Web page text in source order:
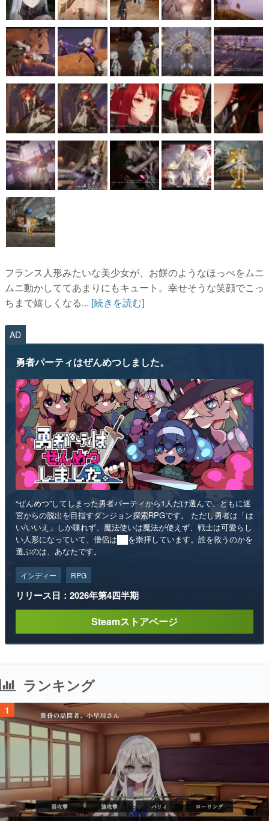
フランス人形みたいな美少女が、お餅のようなほっぺをムニ
ムニ動かしててあまりにもキュート。幸せそうな笑顔でこっ
ちまで嬉しくなる... [続きを読む]
AD
勇者パーティはぜんめつしました。
“ぜんめつ”してしまった勇者パーティから1人だけ選んで、ともに迷
宮からの脱出を目指すダンジョン探索RPGです。 ただし勇者は「は
い/いいえ」しか喋れず、魔法使いは魔法が使えず、戦士は可愛らし
い人形になっていて、僧侶は██を崇拝しています。誰を救うのかを
選ぶのは、あなたです。
インディー RPG
リリース日：2026年第4四半期
Steamストアページ
ランキング
1